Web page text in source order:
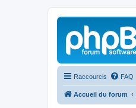
Raccourcis FAQ
Accueil du forum